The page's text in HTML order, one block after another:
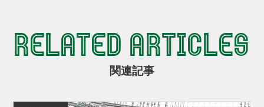
RELATED ARTICLES
関連記事